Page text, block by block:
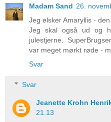
Madam Sand 26.
Jeg elsker Amaryllis -
Jeg skal også ud og
julestjerne.
var meget mørkt røde -
Svar
Svar
Jeanette Krohn
21.13